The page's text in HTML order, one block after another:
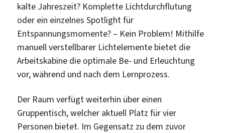
kalte Jahreszeit? Komplette Lichtdurchflutung
oder ein einzelnes Spotlight für
Entspannungsmomente? – Kein Problem! Mithilfe
manuell verstellbarer Lichtelemente bietet die
Arbeitskabine die optimale Be- und Erleuchtung
vor, während und nach dem Lernprozess.
Der Raum verfügt weiterhin über einen
Gruppentisch, welcher aktuell Platz für vier
Personen bietet. Im Gegensatz zu dem zuvor